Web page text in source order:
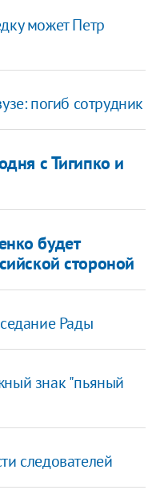
может Петр
погиб сотрудник
с Тигипко и
будет
стороной
Рады
знак "пьяный
следователей